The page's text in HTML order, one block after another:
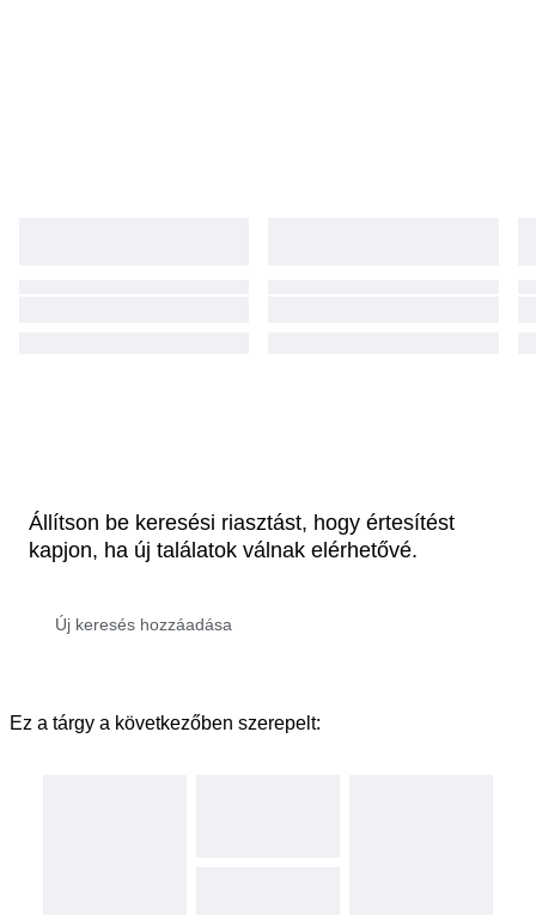
Állítson be keresési riasztást, hogy értesítést
kapjon, ha új találatok válnak elérhetővé.
Ez a tárgy a következőben szerepelt: